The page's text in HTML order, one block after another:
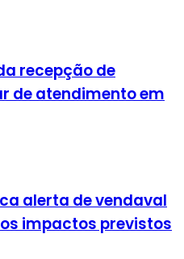
recepção de
de atendimento em
alerta de vendaval
impactos previstos